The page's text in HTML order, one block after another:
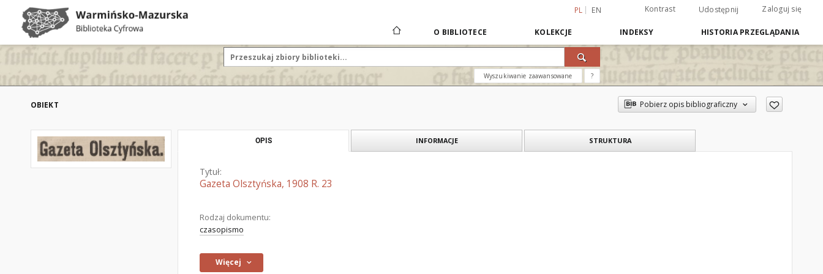
PL EN Kontrast Udostępnij Zaloguj się
O BIBLIOTECE KOLEKCJE INDEKSY HISTORIA PRZEGLĄDANIA
Wyszukiwanie zaawansowane ?
OBIEKT Pobierz opis bibliograficzny
OPIS INFORMACJE STRUKTURA
Tytuł:
Gazeta Olsztyńska, 1908 R. 23
Rodzaj dokumentu:
czasopismo
Więcej